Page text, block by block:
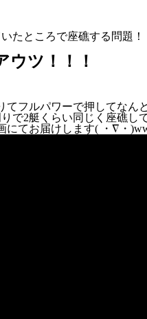
たところで座礁する問題！
ウツ！！！
てフルパワーで押してなん
で2艇くらい同じく座礁し
にてお届けします( ・∇・